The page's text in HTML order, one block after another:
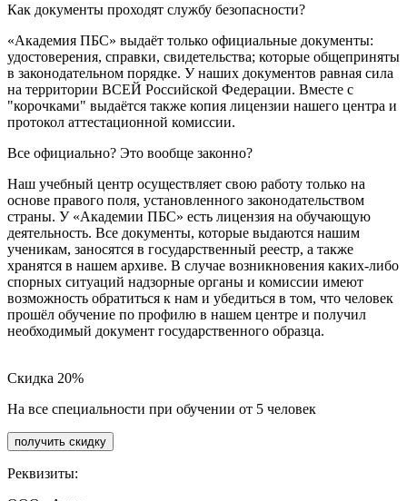
Как документы проходят службу безопасности?
«Академия ПБС» выдаёт только официальные документы:
удостоверения, справки, свидетельства; которые общеприняты
в законодательном порядке. У наших документов равная сила
на территории ВСЕЙ Российской Федерации. Вместе с
"корочками" выдаётся также копия лицензии нашего центра и
протокол аттестационной комиссии.
Все официально? Это вообще законно?
Наш учебный центр осуществляет свою работу только на
основе правого поля, установленного законодательством
страны. У «Академии ПБС» есть лицензия на обучающую
деятельность. Все документы, которые выдаются нашим
ученикам, заносятся в государственный реестр, а также
хранятся в нашем архиве. В случае возникновения каких-либо
спорных ситуаций надзорные органы и комиссии имеют
возможность обратиться к нам и убедиться в том, что человек
прошёл обучение по профилю в нашем центре и получил
необходимый документ государственного образца.
Скидка 20%
На все специальности при обучении от 5 человек
получить скидку
Реквизиты: